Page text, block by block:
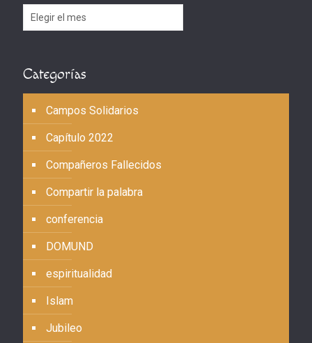
Archivos
Categorías
Campos Solidarios
Capítulo 2022
Compañeros Fallecidos
Compartir la palabra
conferencia
DOMUND
espiritualidad
Islam
Jubileo